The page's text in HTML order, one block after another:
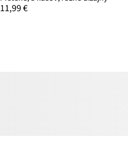
11,99 €